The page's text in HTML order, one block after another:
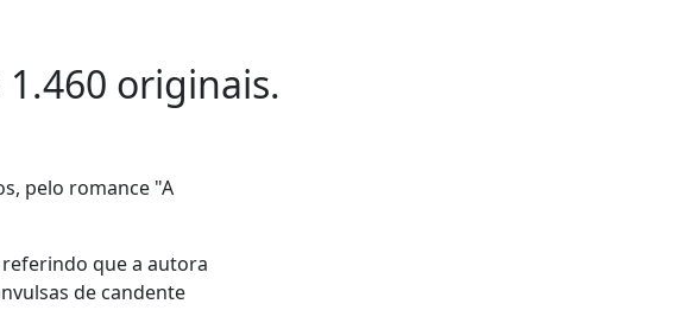
1.460 originais.
pelo romance "A
que a autora
de candente